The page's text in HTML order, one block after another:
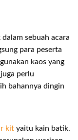
sebuah acara
para peserta
kaos yang
perlu
bahannya dingin
kit yaitu kain batik.